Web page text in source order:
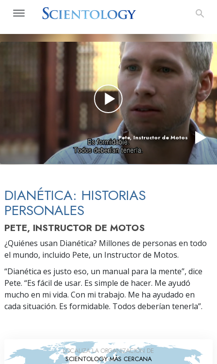
Pete, Instructor de Motos
DIANÉTICA: HISTORIAS
PERSONALES
PETE, INSTRUCTOR DE MOTOS
¿Quiénes usan Dianética? Millones de personas en todo
el mundo, incluido Pete, un Instructor de Motos.
“Dianética es justo eso, un manual para la mente”, dice
Pete. “Es fácil de usar. Es simple de hacer. Me ayudó
mucho en mi vida. Con mi trabajo. Me ha ayudado en
cada situación. Es formidable. Todos deberían tenerla”.
LOCALIZA LA ORGANIZACIÓN DE
SCIENTOLOGY MÁS CERCANA